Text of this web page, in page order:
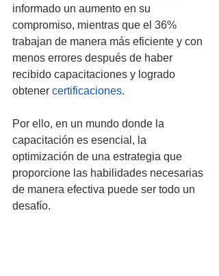
informado un aumento en su
compromiso, mientras que el 36%
trabajan de manera más eficiente y con
menos errores después de haber
recibido capacitaciones y logrado
obtener certificaciones.
Por ello, en un mundo donde la
capacitación es esencial, la
optimización de una estrategia que
proporcione las habilidades necesarias
de manera efectiva puede ser todo un
desafío.